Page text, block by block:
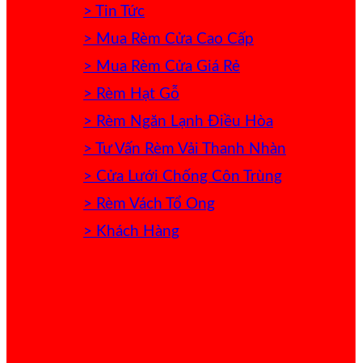
> Tin Tức
> Mua Rèm Cửa Cao Cấp
> Mua Rèm Cửa Giá Rẻ
> Rèm Hạt Gỗ
> Rèm Ngăn Lạnh Điều Hòa
> Tư Vấn Rèm Vải Thanh Nhàn
> Cửa Lưới Chống Côn Trùng
> Rèm Vách Tổ Ong
> Khách Hàng